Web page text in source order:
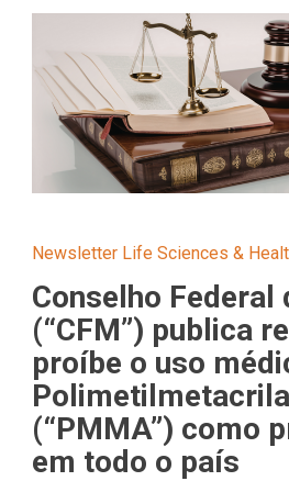
Newsletter Life Sciences &
Conselho Federal
(“CFM”) publica
proíbe o uso
(“PMMA”) como
em todo o país